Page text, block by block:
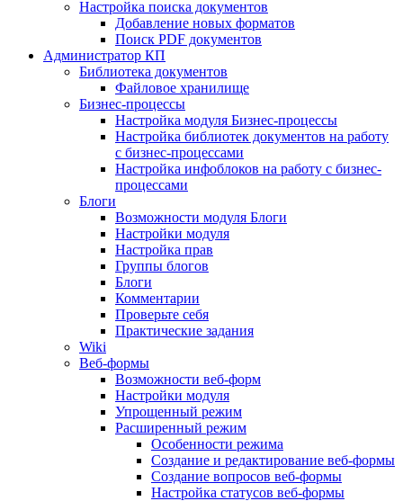
Настройка поиска документов
Добавление новых форматов
Поиск PDF документов
Администратор КП
Библиотека документов
Файловое хранилище
Бизнес-процессы
Настройка модуля Бизнес-процессы
Настройка библиотек документов на работу
с бизнес-процессами
Настройка инфоблоков на работу с бизнес-
процессами
Блоги
Возможности модуля Блоги
Настройки модуля
Настройка прав
Группы блогов
Блоги
Комментарии
Проверьте себя
Практические задания
Wiki
Веб-формы
Возможности веб-форм
Настройки модуля
Упрощенный режим
Расширенный режим
Особенности режима
Создание и редактирование веб-формы
Создание вопросов веб-формы
Настройка статусов веб-формы